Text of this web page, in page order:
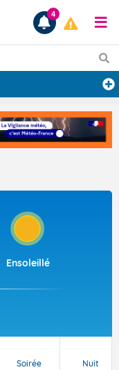
4
Ensoleillé
Soirée Nuit